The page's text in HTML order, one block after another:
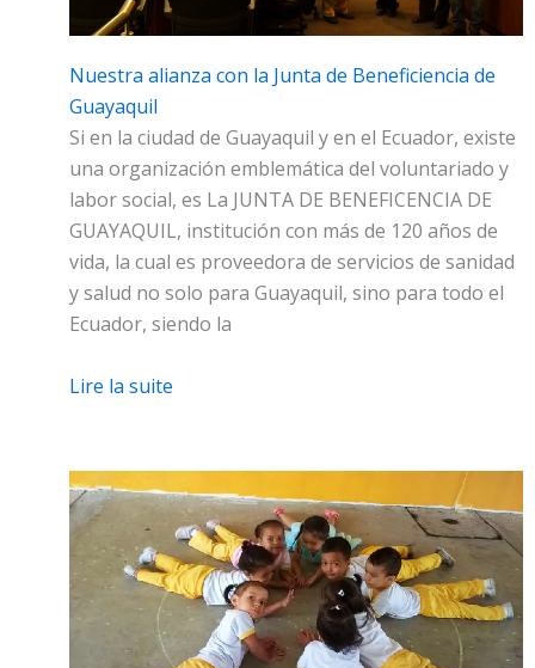
Nuestra alianza con la Junta de Beneficiencia de
Guayaquil
Si en la ciudad de Guayaquil y en el Ecuador, existe
una organización emblemática del voluntariado y
labor social, es La JUNTA DE BENEFICENCIA DE
GUAYAQUIL, institución con más de 120 años de
vida, la cual es proveedora de servicios de sanidad
y salud no solo para Guayaquil, sino para todo el
Ecuador, siendo la
Lire la suite